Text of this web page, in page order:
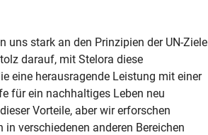
uns stark an den Prinzipien der UN-Ziele
darauf, mit Stelora diese
eine herausragende Leistung mit einer
für ein nachhaltiges Leben neu
Vorteile, aber wir erforschen
verschiedenen anderen Bereichen